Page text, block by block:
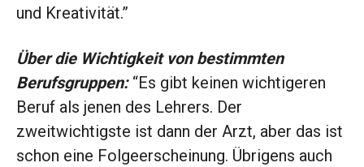
und Kreativität.”
Über die Wichtigkeit von bestimmten
Berufsgruppen:“Es gibt keinen wichtigeren
Beruf als jenen des Lehrers. Der
zweitwichtigste ist dann der Arzt, aber das ist
schon eine Folgeerscheinung. Übrigens auch